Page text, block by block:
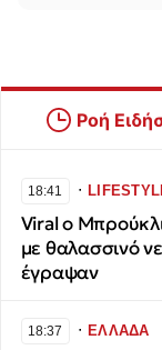
Ροή
18:41 ∙
Viral ο
με θαλασσινό
έγραψαν
18:37 ∙ΕΛΛΑΔΑ